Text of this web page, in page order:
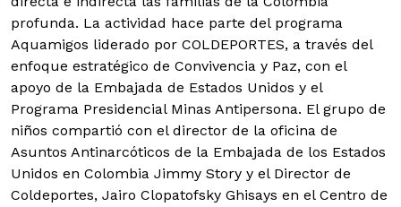
profunda. La actividad hace parte del programa
Aquamigos liderado por COLDEPORTES, a través del
enfoque estratégico de Convivencia y Paz, con el
apoyo de la Embajada de Estados Unidos y el
Programa Presidencial Minas Antipersona. El grupo de
niños compartió con el director de la oficina de
Asuntos Antinarcóticos de la Embajada de los Estados
Unidos en Colombia Jimmy Story y el Director de
Coldeportes, Jairo Clopatofsky Ghisays en el Centro de